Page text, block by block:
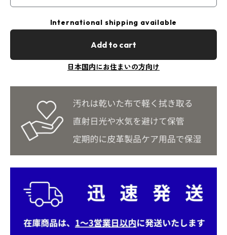
International shipping available
Add to cart
日本国内にお住まいの方向け